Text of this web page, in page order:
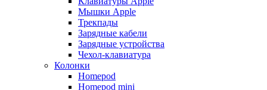
Мышки Apple
Трекпады
Зарядные кабели
Зарядные устройства
Чехол-клавиатура
Колонки
Homepod
Homepod mini